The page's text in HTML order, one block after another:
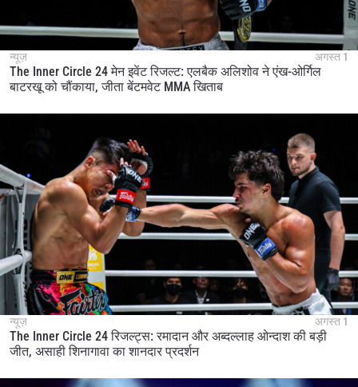
न्यूज़ अगस्त 1
The Inner Circle 24 मेन इवेंट रिजल्ट: एलबैक अलिशोव ने एंख-ओर्गिल
बाटरखू को चौंकाया, जीता बेंटमवेट MMA खिताब
न्यूज़ अगस्त 1
The Inner Circle 24 रिजल्ट्स: रमादान और अब्दल्लाह ओन्दाश की बड़ी
जीत, असाही शिनागावा का शानदार प्रदर्शन